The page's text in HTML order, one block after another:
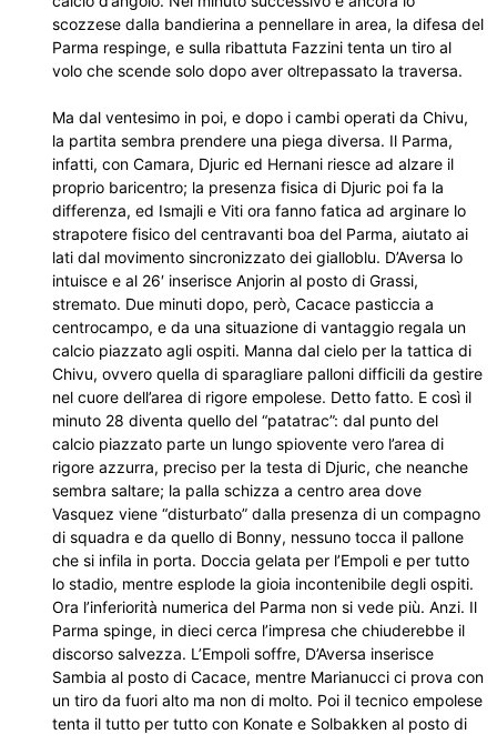
scozzese dalla bandierina a pennellare in area, la difesa del
Parma respinge, e sulla ribattuta Fazzini tenta un tiro al
volo che scende solo dopo aver oltrepassato la traversa.
Ma dal ventesimo in poi, e dopo i cambi operati da Chivu,
la partita sembra prendere una piega diversa. Il Parma,
infatti, con Camara, Djuric ed Hernani riesce ad alzare il
proprio baricentro; la presenza fisica di Djuric poi fa la
differenza, ed Ismajli e Viti ora fanno fatica ad arginare lo
strapotere fisico del centravanti boa del Parma, aiutato ai
lati dal movimento sincronizzato dei gialloblu. D’Aversa lo
intuisce e al 26′ inserisce Anjorin al posto di Grassi,
stremato. Due minuti dopo, però, Cacace pasticcia a
centrocampo, e da una situazione di vantaggio regala un
calcio piazzato agli ospiti. Manna dal cielo per la tattica di
Chivu, ovvero quella di sparagliare palloni difficili da gestire
nel cuore dell’area di rigore empolese. Detto fatto. E così il
minuto 28 diventa quello del “patatrac”: dal punto del
calcio piazzato parte un lungo spiovente vero l’area di
rigore azzurra, preciso per la testa di Djuric, che neanche
sembra saltare; la palla schizza a centro area dove
Vasquez viene “disturbato” dalla presenza di un compagno
di squadra e da quello di Bonny, nessuno tocca il pallone
che si infila in porta. Doccia gelata per l’Empoli e per tutto
lo stadio, mentre esplode la gioia incontenibile degli ospiti.
Ora l’inferiorità numerica del Parma non si vede più. Anzi. Il
Parma spinge, in dieci cerca l’impresa che chiuderebbe il
discorso salvezza. L’Empoli soffre, D’Aversa inserisce
Sambia al posto di Cacace, mentre Marianucci ci prova con
un tiro da fuori alto ma non di molto. Poi il tecnico empolese
tenta il tutto per tutto con Konate e Solbakken al posto di